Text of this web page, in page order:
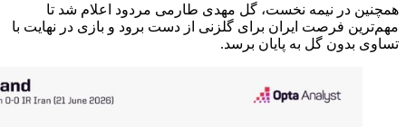
همچنین در نیمه نخست، گل مهدی طارمی مردود اعلام شد تا
مهم‌ترین فرصت ایران برای گلزنی از دست برود و بازی در نهایت با
تساوی بدون گل به پایان برسد.